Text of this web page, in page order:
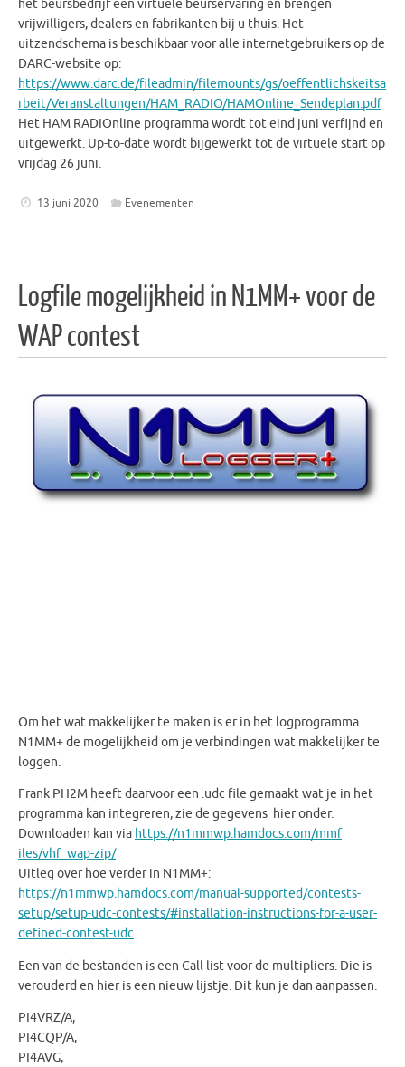
het beursbedrijf een virtuele beurservaring en brengen
vrijwilligers, dealers en fabrikanten bij u thuis. Het
uitzendschema is beschikbaar voor alle internetgebruikers op de
DARC-website op:
https://www.darc.de/fileadmin/filemounts/gs/oeffentlichskeitsa
rbeit/Veranstaltungen/HAM_RADIO/HAMOnline_Sendeplan.pdf
Het HAM RADIOnline programma wordt tot eind juni verfijnd en
uitgewerkt. Up-to-date wordt bijgewerkt tot de virtuele start op
vrijdag 26 juni.
13 juni 2020 Evenementen
Logfile mogelijkheid in N1MM+ voor de
WAP contest
Om het wat makkelijker te maken is er in het logprogramma
N1MM+ de mogelijkheid om je verbindingen wat makkelijker te
loggen.
Frank PH2M heeft daarvoor een .udc file gemaakt wat je in het
programma kan integreren, zie de gegevens hier onder.
Downloaden kan via https://n1mmwp.hamdocs.com/mmf
iles/vhf_wap-zip/
Uitleg over hoe verder in N1MM+:
https://n1mmwp.hamdocs.com/manual-supported/contests-
setup/setup-udc-contests/#installation-instructions-for-a-user-
defined-contest-udc
Een van de bestanden is een Call list voor de multipliers. Die is
verouderd en hier is een nieuw lijstje. Dit kun je dan aanpassen.
PI4VRZ/A,
PI4CQP/A,
PI4AVG,